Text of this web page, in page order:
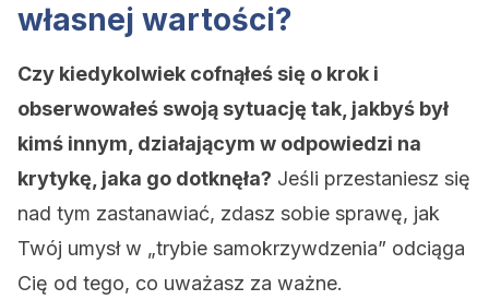
własnej wartości?
Czy kiedykolwiek cofnąłeś się o krok i
obserwowałeś swoją sytuację tak, jakbyś był
kimś innym, działającym w odpowiedzi na
krytykę, jaka go dotknęła? Jeśli przestaniesz się
nad tym zastanawiać, zdasz sobie sprawę, jak
Twój umysł w „trybie samokrzywdzenia” odciąga
Cię od tego, co uważasz za ważne.